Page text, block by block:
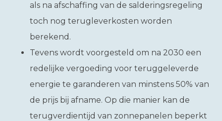
als na afschaffing van de salderingsregeling
toch nog terugleverkosten worden
berekend.
Tevens wordt voorgesteld om na 2030 een
redelijke vergoeding voor teruggeleverde
energie te garanderen van minstens 50% van
de prijs bij afname. Op die manier kan de
terugverdientijd van zonnepanelen beperkt